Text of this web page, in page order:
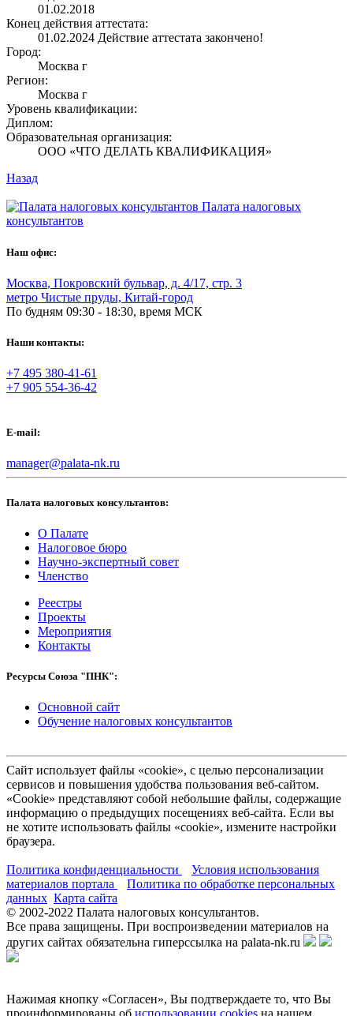
01.02.2018
Конец действия аттестата:
01.02.2024 Действие аттестата закончено!
Город:
Москва г
Регион:
Москва г
Уровень квалификации:
Диплом:
Образовательная организация:
ООО «ЧТО ДЕЛАТЬ КВАЛИФИКАЦИЯ»
Назад
Палата налоговых
консультантов
Наш офис:
Москва, Покровский бульвар, д. 4/17, стр. 3
метро Чистые пруды, Китай-город
По будням 09:30 - 18:30, время МСК
Наши контакты:
+7 495 380-41-61
+7 905 554-36-42
E-mail:
manager@palata-nk.ru
Палата налоговых консультантов:
О Палате
Налоговое бюро
Научно-экспертный совет
Членство
Реестры
Проекты
Мероприятия
Контакты
Ресурсы Союза "ПНК":
Основной сайт
Обучение налоговых консультантов
Сайт использует файлы «cookie», с целью персонализации
сервисов и повышения удобства пользования веб-сайтом.
«Cookie» представляют собой небольшие файлы, содержащие
информацию о предыдущих посещениях веб-сайта. Если вы
не хотите использовать файлы «cookie», измените настройки
браузера.
Политика конфиденциальности
Условия использования
материалов портала
Политика по обработке персональных
данных Карта сайта
© 2002-2022 Палата налоговых консультантов.
Все права защищены. При воспроизведении материалов на
других сайтах обязательна гиперссылка на palata-nk.ru
Нажимая кнопку «Согласен», Вы подтверждаете то, что Вы
проинформированы об использовании cookies на нашем